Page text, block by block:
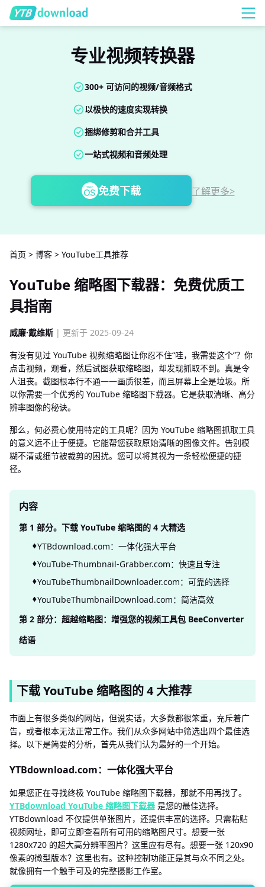
专业视频转换器
300+ 可访问的视频/音频格式
以极快的速度实现转换
捆绑修剪和合并工具
一站式视频和音频处理
免费下载 了解更多>
首页 > 博客 > YouTube工具推荐
YouTube 缩略图下载器：免费优质工
具指南
威廉·戴维斯 | 更新于 2025-09-24
有没有见过 YouTube 视频缩略图让你忍不住“哇，我需要这个”？你
点击视频，观看，然后试图获取缩略图，却发现抓取不到。真是令
人沮丧。截图根本行不通——画质很差，而且屏幕上全是垃圾。所
以你需要一个优秀的 YouTube 缩略图下载器。它是获取清晰、高分
辨率图像的秘诀。
那么，何必费心使用特定的工具呢？因为 YouTube 缩略图抓取工具
的意义远不止于便捷。它能帮您获取原始清晰的图像文件。告别模
糊不清或细节被裁剪的困扰。您可以将其视为一条轻松便捷的捷
径。
内容
第 1 部分。下载 YouTube 缩略图的 4 大精选
YTBdownload.com：一体化强大平台
YouTube-Thumbnail-Grabber.com：快速且专注
YouTubeThumbnailDownloader.com：可靠的选择
YouTubeThumbnailDownload.com：简洁高效
第 2 部分：超越缩略图：增强您的视频工具包 BeeConverter
结语
下载 YouTube 缩略图的 4 大推荐
市面上有很多类似的网站，但说实话，大多数都很笨重，充斥着广
告，或者根本无法正常工作。我们从众多网站中筛选出四个最佳选
择。以下是简要的分析，首先从我们认为最好的一个开始。
YTBdownload.com：一体化强大平台
如果您正在寻找终极 YouTube 缩略图下载器，那就不用再找了。
YTBdownload YouTube 缩略图下载器是您的最佳选择。
YTBdownload 不仅提供单张图片，还提供丰富的选择。只需粘贴
视频网址，即可立即查看所有可用的缩略图尺寸。想要一张
1280x720 的超大高分辨率图片？这里应有尽有。想要一张 120x90
像素的微型版本？这里也有。这种控制功能正是其与众不同之处。
就像拥有一个触手可及的完整摄影工作室。